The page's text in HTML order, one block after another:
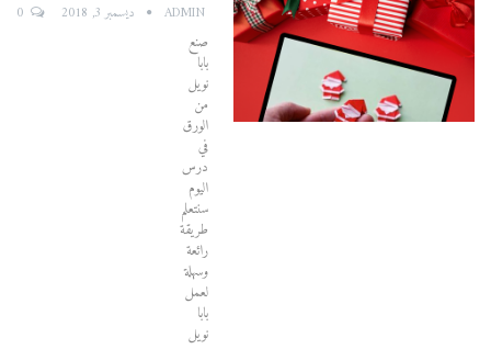
ADMIN ديسمبر 3, 2018
صنع
بابا
نويل
من
الورق
في
درس
اليوم
سنتعلم
طريقة
رائعة
وسهلة
لعمل
بابا
نويل